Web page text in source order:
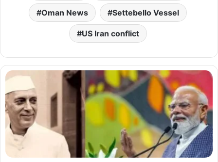
Oman News Settebello Vessel
US Iran conflict